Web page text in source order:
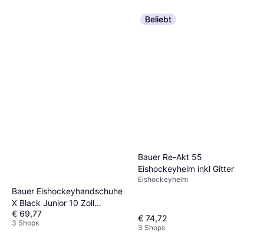
Bauer Eishockeyhandschuhe
X Black Junior 10 Zoll
Schwarz
€ 69,77
3 Shops
Beliebt
Bauer Re-Akt 55
Eishockeyhelm inkl Gitter
Eishockeyhelm
€ 74,72
3 Shops